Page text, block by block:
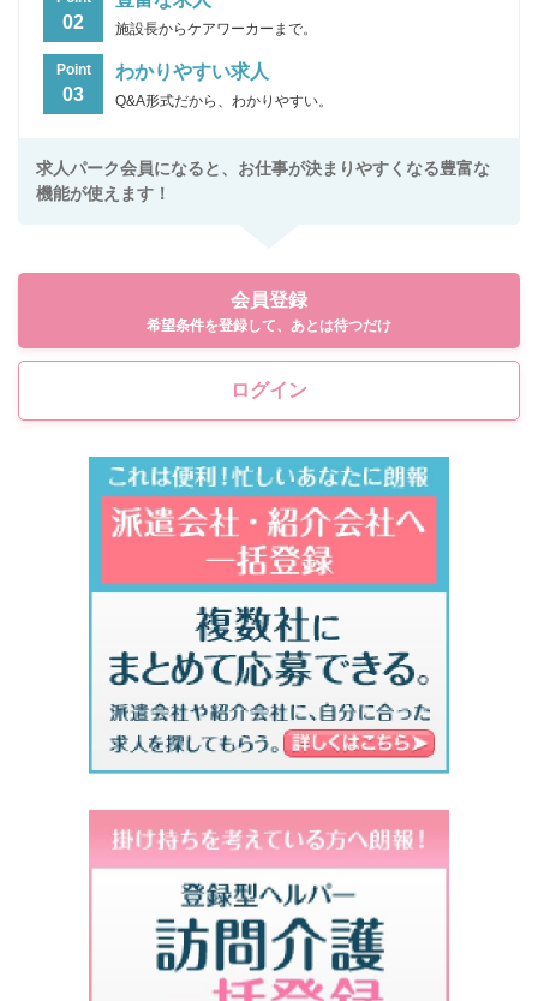
02 施設長からケアワーカーまで。
Point
03
わかりやすい求人
Q&A形式だから、わかりやすい。
求人パーク会員になると、お仕事が決まりやすくなる豊富な
機能が使えます！
会員登録
希望条件を登録して、あとは待つだけ
ログイン